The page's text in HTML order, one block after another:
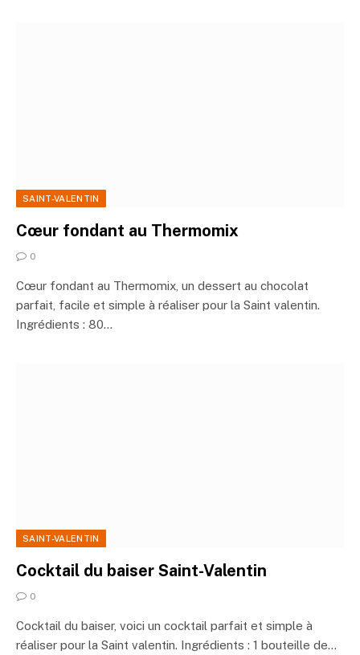
SAINT-VALENTIN
Cœur fondant au Thermomix
0
Cœur fondant au Thermomix, un dessert au chocolat
parfait, facile et simple à réaliser pour la Saint valentin.
Ingrédients : 80…
SAINT-VALENTIN
Cocktail du baiser Saint-Valentin
0
Cocktail du baiser, voici un cocktail parfait et simple à
réaliser pour la Saint valentin. Ingrédients : 1 bouteille de…